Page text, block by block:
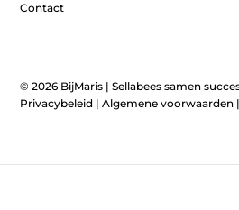
Contact
© 2026 BijMaris |Sellabees samen
Privacybeleid |Algemene voorwaarden